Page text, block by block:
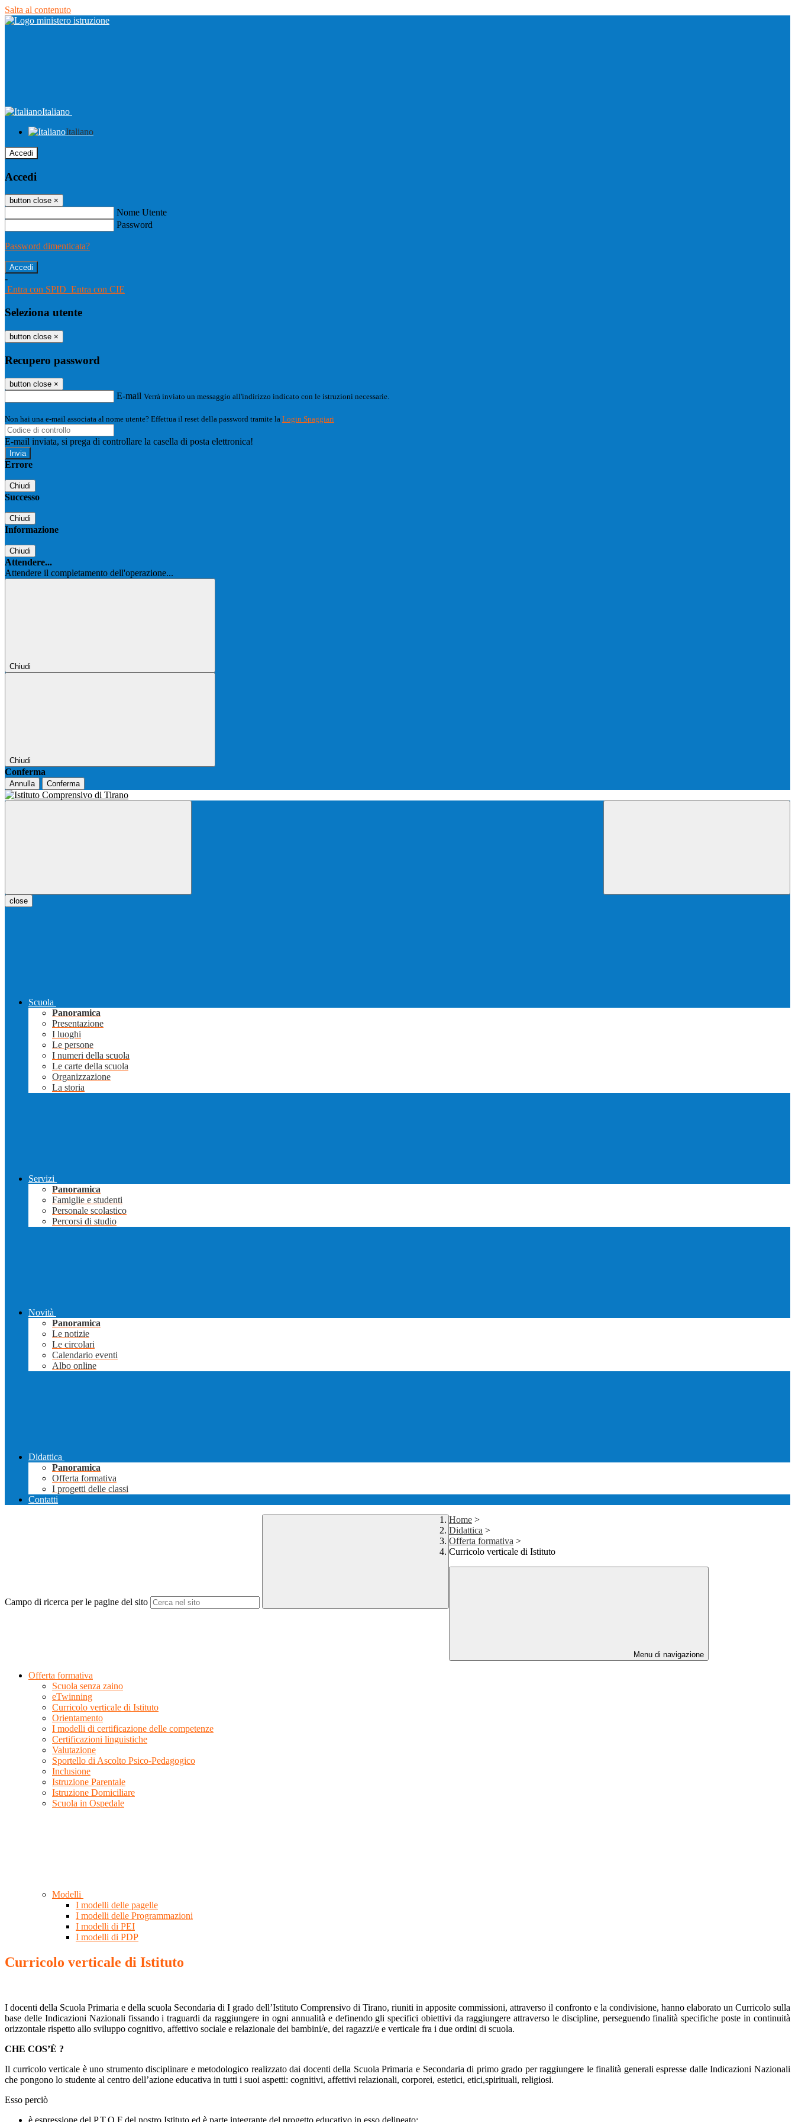
Salta al contenuto
Italiano
Italiano
Accedi
Accedi
button close ×
Nome Utente
Password
Password dimenticata?
-
Entra con SPID Entra con CIE
Seleziona utente
button close ×
Recupero password
button close ×
E-mail Verrà inviato un messaggio all'indirizzo indicato con le istruzioni necessarie.
Non hai una e-mail associata al nome utente? Effettua il reset della password tramite la Login Spaggiari
E-mail inviata, si prega di controllare la casella di posta elettronica!
Errore
Chiudi
Successo
Chiudi
Informazione
Chiudi
Attendere...
Attendere il completamento dell'operazione...
Chiudi
Chiudi
Conferma
Annulla Conferma
close
Scuola
Panoramica
Presentazione
I luoghi
Le persone
I numeri della scuola
Le carte della scuola
Organizzazione
La storia
Servizi
Panoramica
Famiglie e studenti
Personale scolastico
Percorsi di studio
Novità
Panoramica
Le notizie
Le circolari
Calendario eventi
Albo online
Didattica
Panoramica
Offerta formativa
I progetti delle classi
Contatti
Campo di ricerca per le pagine del sito
Home >
Didattica >
Offerta formativa >
Curricolo verticale di Istituto
Menu di navigazione
Offerta formativa
Scuola senza zaino
eTwinning
Curricolo verticale di Istituto
Orientamento
I modelli di certificazione delle competenze
Certificazioni linguistiche
Valutazione
Sportello di Ascolto Psico-Pedagogico
Inclusione
Istruzione Parentale
Istruzione Domiciliare
Scuola in Ospedale
Modelli
I modelli delle pagelle
I modelli delle Programmazioni
I modelli di PEI
I modelli di PDP
Curricolo verticale di Istituto
I docenti della Scuola Primaria e della scuola Secondaria di I grado dell’Istituto Comprensivo di Tirano, riuniti in apposite commissioni, attraverso il confronto e la condivisione, hanno elaborato un Curricolo sulla
base delle Indicazioni Nazionali fissando i traguardi da raggiungere in ogni annualità e definendo gli specifici obiettivi da raggiungere attraverso le discipline, perseguendo finalità specifiche poste in continuità
orizzontale rispetto allo sviluppo cognitivo, affettivo sociale e relazionale dei bambini/e, dei ragazzi/e e verticale fra i due ordini di scuola.
CHE COS’È ?
Il curricolo verticale è uno strumento disciplinare e metodologico realizzato dai docenti della Scuola Primaria e Secondaria di primo grado per raggiungere le finalità generali espresse dalle Indicazioni Nazionali
che pongono lo studente al centro dell’azione educativa in tutti i suoi aspetti: cognitivi, affettivi relazionali, corporei, estetici, etici,spirituali, religiosi.
Esso perciò